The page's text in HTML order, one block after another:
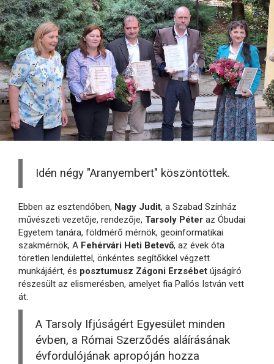
Idén négy "Aranyembert" köszöntöttek.
Ebben az esztendőben, Nagy Judit, a Szabad Színház
művészeti vezetője, rendezője, Tarsoly Péter az Óbudai
Egyetem tanára, földmérő mérnök, geoinformatikai
szakmérnök, A Fehérvári Heti Betevő, az évek óta
töretlen lendülettel, önkéntes segítőkkel végzett
munkájáért, és posztumusz Zágoni Erzsébet újságíró
részesült az elismerésben, amelyet fia Pallós István vett
át.
A Tarsoly Ifjúságért Egyesület minden
évben, a Római Szerződés aláírásának
évfordulójának apropóján hozza